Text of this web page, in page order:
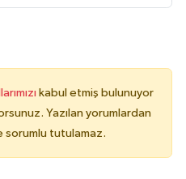
kabul etmiş bulunuyor
Yazılan yorumlardan
sorumlu tutulamaz.